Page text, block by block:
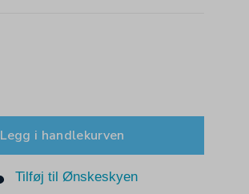
Legg i handlekurven
Tilføj til Ønskeskyen